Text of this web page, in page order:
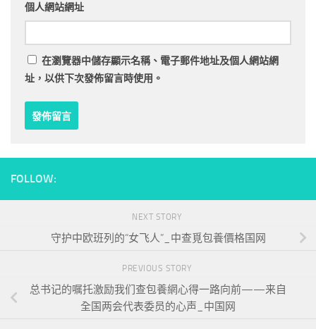
個人網站網址
在瀏覽器中儲存顯示名稱、電子郵件地址及個人網站網
址，以供下次發佈留言時使用。
FOLLOW:
NEXT STORY
守护中欧班列的“女飞人”_中查覓包養價格国网
PREVIOUS STORY
总书记的嘱托激励我们查包養網心得一路向前——来自
全国两会代表委员的心声_中国网